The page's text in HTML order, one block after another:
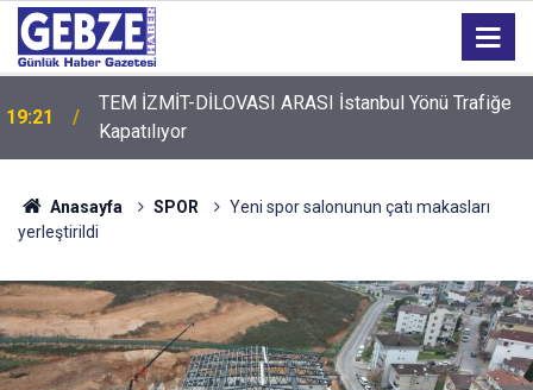
19:21
TEM İZMİT-DİLOVASI ARASI İstanbul Yönü Trafiğe
Kapatılıyor
Anasayfa SPOR
Yeni spor salonunun çatı makasları
yerleştirildi